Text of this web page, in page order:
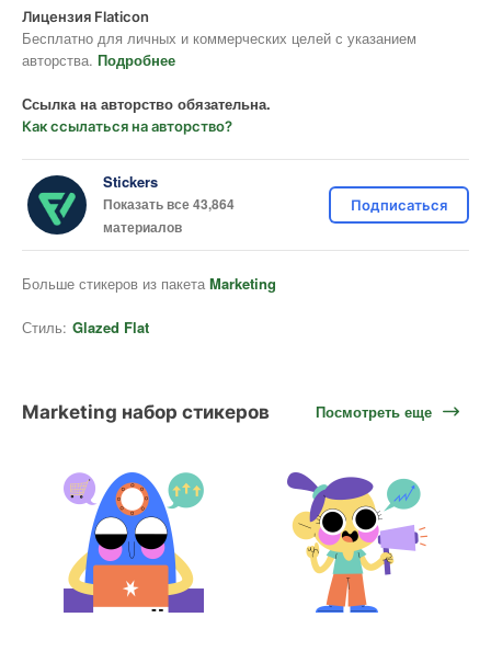
Лицензия Flaticon
Бесплатно для личных и коммерческих целей с указанием
авторства. Подробнее
Ссылка на авторство обязательна.
Как ссылаться на авторство?
Stickers
Показать все 43,864
материалов
Подписаться
Больше стикеров из пакета Marketing
Стиль: Glazed Flat
Marketing набор стикеров Посмотреть еще